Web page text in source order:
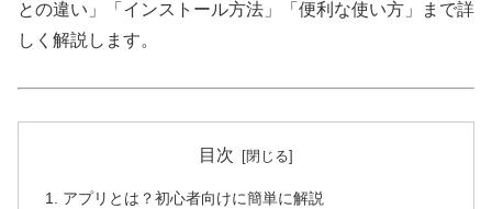
との違い」「インストール方法」「便利な使い方」まで詳
しく解説します。
目次
アプリとは？初心者向けに簡単に解説